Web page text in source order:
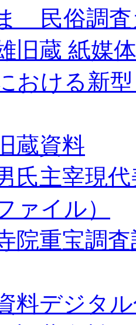
民俗調査
旧蔵 紙媒
おける新
蔵資料
氏主宰現
ァイル）
院重宝調
料デジタ